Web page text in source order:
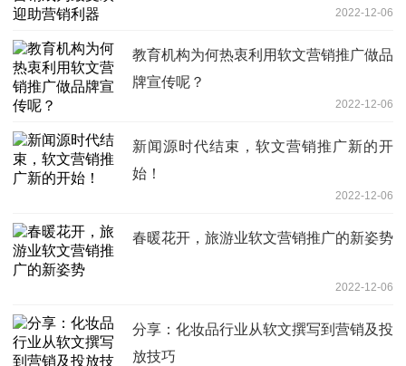
2022-12-06
教育机构为何热衷利用软文营销推广做品
牌宣传呢？
2022-12-06
新闻源时代结束，软文营销推广新的开
始！
2022-12-06
春暖花开，旅游业软文营销推广的新姿势
2022-12-06
分享：化妆品行业从软文撰写到营销及投
放技巧